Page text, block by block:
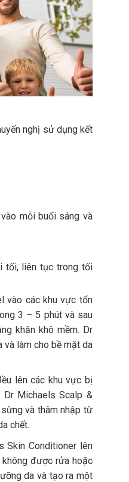
nghị sử dụng kết
mỗi buổi sáng và
tối, liên tục trong tối
vào các khu vực tổn
3 – 5 phút và sau
khăn khô mềm. Dr
làm cho bề mặt da
lên các khu vực bị
Dr Michaels Scalp &
và thâm nhập từ
chết.
Skin Conditioner lên
được rửa hoặc
da và tạo ra một